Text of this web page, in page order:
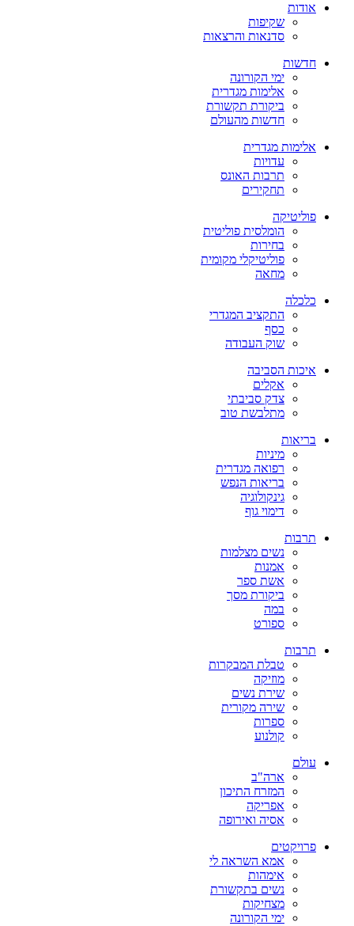
אודות
שקיפות
סדנאות והרצאות
חדשות
ימי הקורונה
אלימות מגדרית
ביקורת תקשורת
חדשות מהעולם
אלימות מגדרית
עדויות
תרבות האונס
תחקירים
פוליטיקה
הומלסית פוליטית
בחירות
פוליטיקלי מקומית
מחאה
כלכלה
התקציב המגדרי
כסף
שוק העבודה
איכות הסביבה
אקלים
צדק סביבתי
מתלבשת טוב
בריאות
מיניות
רפואה מגדרית
בריאות הנפש
גינקולוגיה
דימוי גוף
תרבות
נשים מצלמות
אמנות
אשת ספר
ביקורת מסך
במה
ספורט
תרבות
טבלת המבקרות
מוזיקה
שירת נשים
שירה מקורית
ספרות
קולנוע
עולם
ארה"ב
המזרח התיכון
אפריקה
אסיה ואירופה
פרויקטים
אמא השראה לי
אימהות
נשים בתקשורת
מצחיקות
ימי הקורונה